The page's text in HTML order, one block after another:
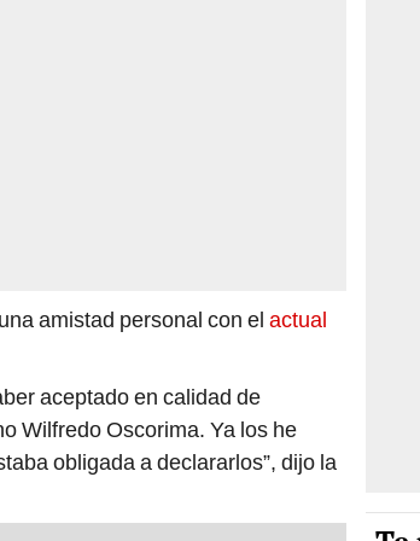
amistad personal con el actual
aceptado en calidad de
Wilfredo Oscorima. Ya los he
obligada a declararlos”, dijo la